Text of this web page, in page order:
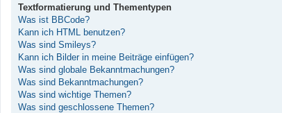
Textformatierung und Thementypen
Was ist BBCode?
Kann ich HTML benutzen?
Was sind Smileys?
Kann ich Bilder in meine Beiträge einfügen?
Was sind globale Bekanntmachungen?
Was sind Bekanntmachungen?
Was sind wichtige Themen?
Was sind geschlossene Themen?